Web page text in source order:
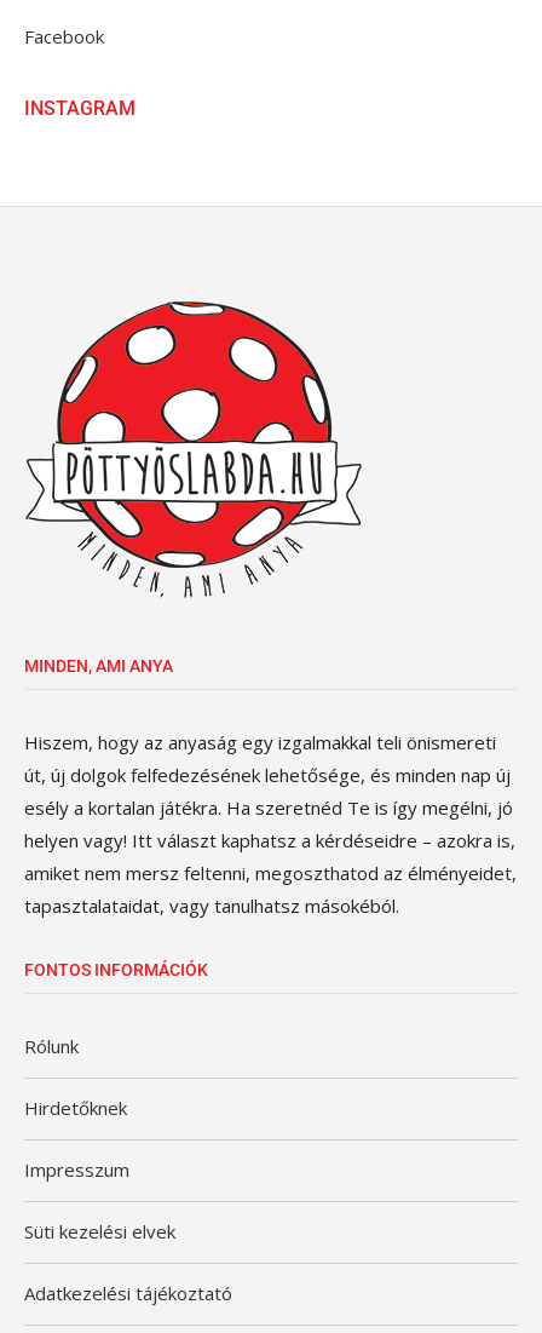
Facebook
INSTAGRAM
MINDEN, AMI ANYA
Hiszem, hogy az anyaság egy izgalmakkal teli önismereti
út, új dolgok felfedezésének lehetősége, és minden nap új
esély a kortalan játékra. Ha szeretnéd Te is így megélni, jó
helyen vagy! Itt választ kaphatsz a kérdéseidre – azokra is,
amiket nem mersz feltenni, megoszthatod az élményeidet,
tapasztalataidat, vagy tanulhatsz másokéból.
FONTOS INFORMÁCIÓK
Rólunk
Hirdetőknek
Impresszum
Süti kezelési elvek
Adatkezelési tájékoztató